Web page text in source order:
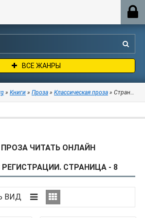
ВСЕ ЖАНРЫ
» Книги » Проза » Классическая проза » Страница 8
ЧИТАТЬ ОНЛАЙН
РЕГИСТРАЦИИ. СТРАНИЦА - 8